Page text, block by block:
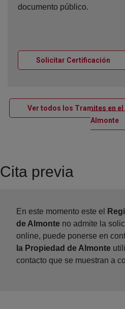
documento público.
Solicitar Certificación
Ver todos los Tramites en
Almonte
Cita previa
En este momento este el
de Almonte no admite la
online, puede ponerse en
la Propiedad de Almonte
contacto que se muestran a